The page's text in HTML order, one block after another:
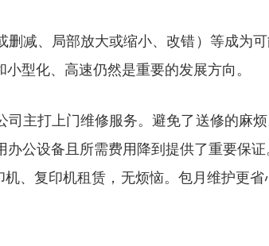
减、局部放大或缩小、改错）等成为
型化、高速仍然是重要的发展方向。
主打上门维修服务。避免了送修的麻
公设备且所需费用降到提供了重要保
、复印机租赁，无烦恼。包月维护更